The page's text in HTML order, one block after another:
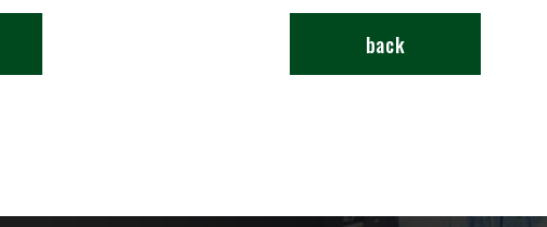
back